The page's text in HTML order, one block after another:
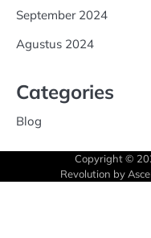
September 2024
Agustus 2024
Categories
Blog
Copyright ©
Revolution by